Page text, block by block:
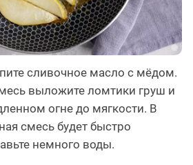
сливочное масло с мёдом.
выложите ломтики груш и
огне до мягкости. В
смесь будет быстро
немного воды.